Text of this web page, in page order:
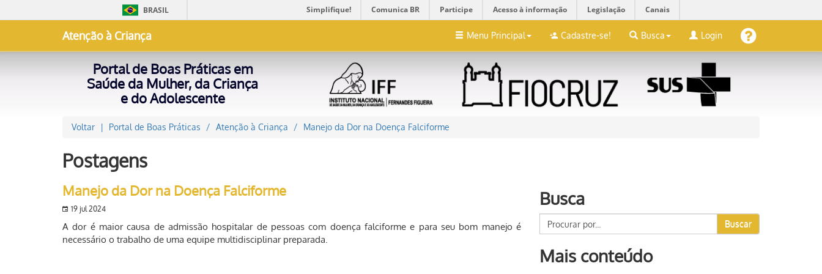
BRASIL Simplifique! Comunica BR Participe Acesso à informação Legislação Canais
Atenção à Criança Menu Principal Cadastre-se! Busca Login
Portal de Boas Práticas em
Saúde da Mulher, da Criança
e do Adolescente
Voltar Portal de Boas Práticas Atenção à Criança Manejo da Dor na Doença Falciforme
Postagens
Manejo da Dor na Doença Falciforme
19 jul 2024
A dor é maior causa de admissão hospitalar de pessoas com doença falciforme e para seu bom manejo é
necessário o trabalho de uma equipe multidisciplinar preparada.
Busca
Buscar
Mais conteúdo